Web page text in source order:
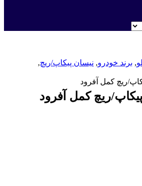
, برند خودرو, نیسان پیکاپ/ریچ,
ریچ کمل آفرود
ریچ کمل آفرود